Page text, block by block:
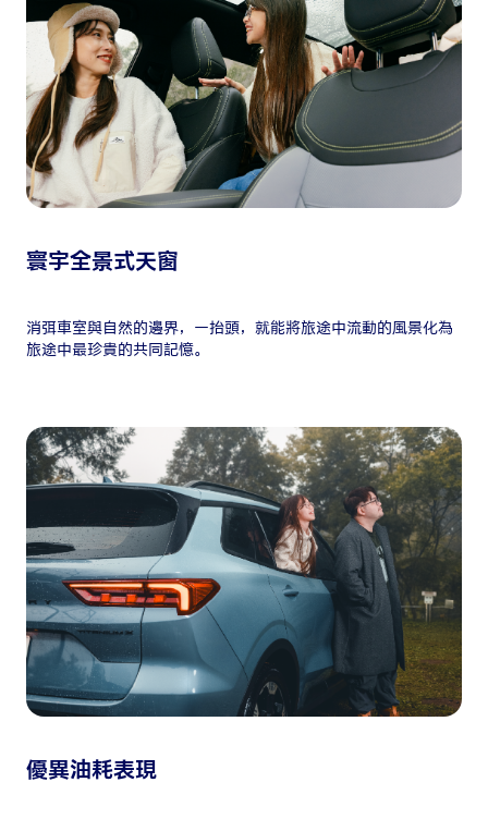
寰宇全景式天窗
消弭車室與自然的邊界，一抬頭，就能將旅途中流動的風景化為
旅途中最珍貴的共同記憶。
優異油耗表現